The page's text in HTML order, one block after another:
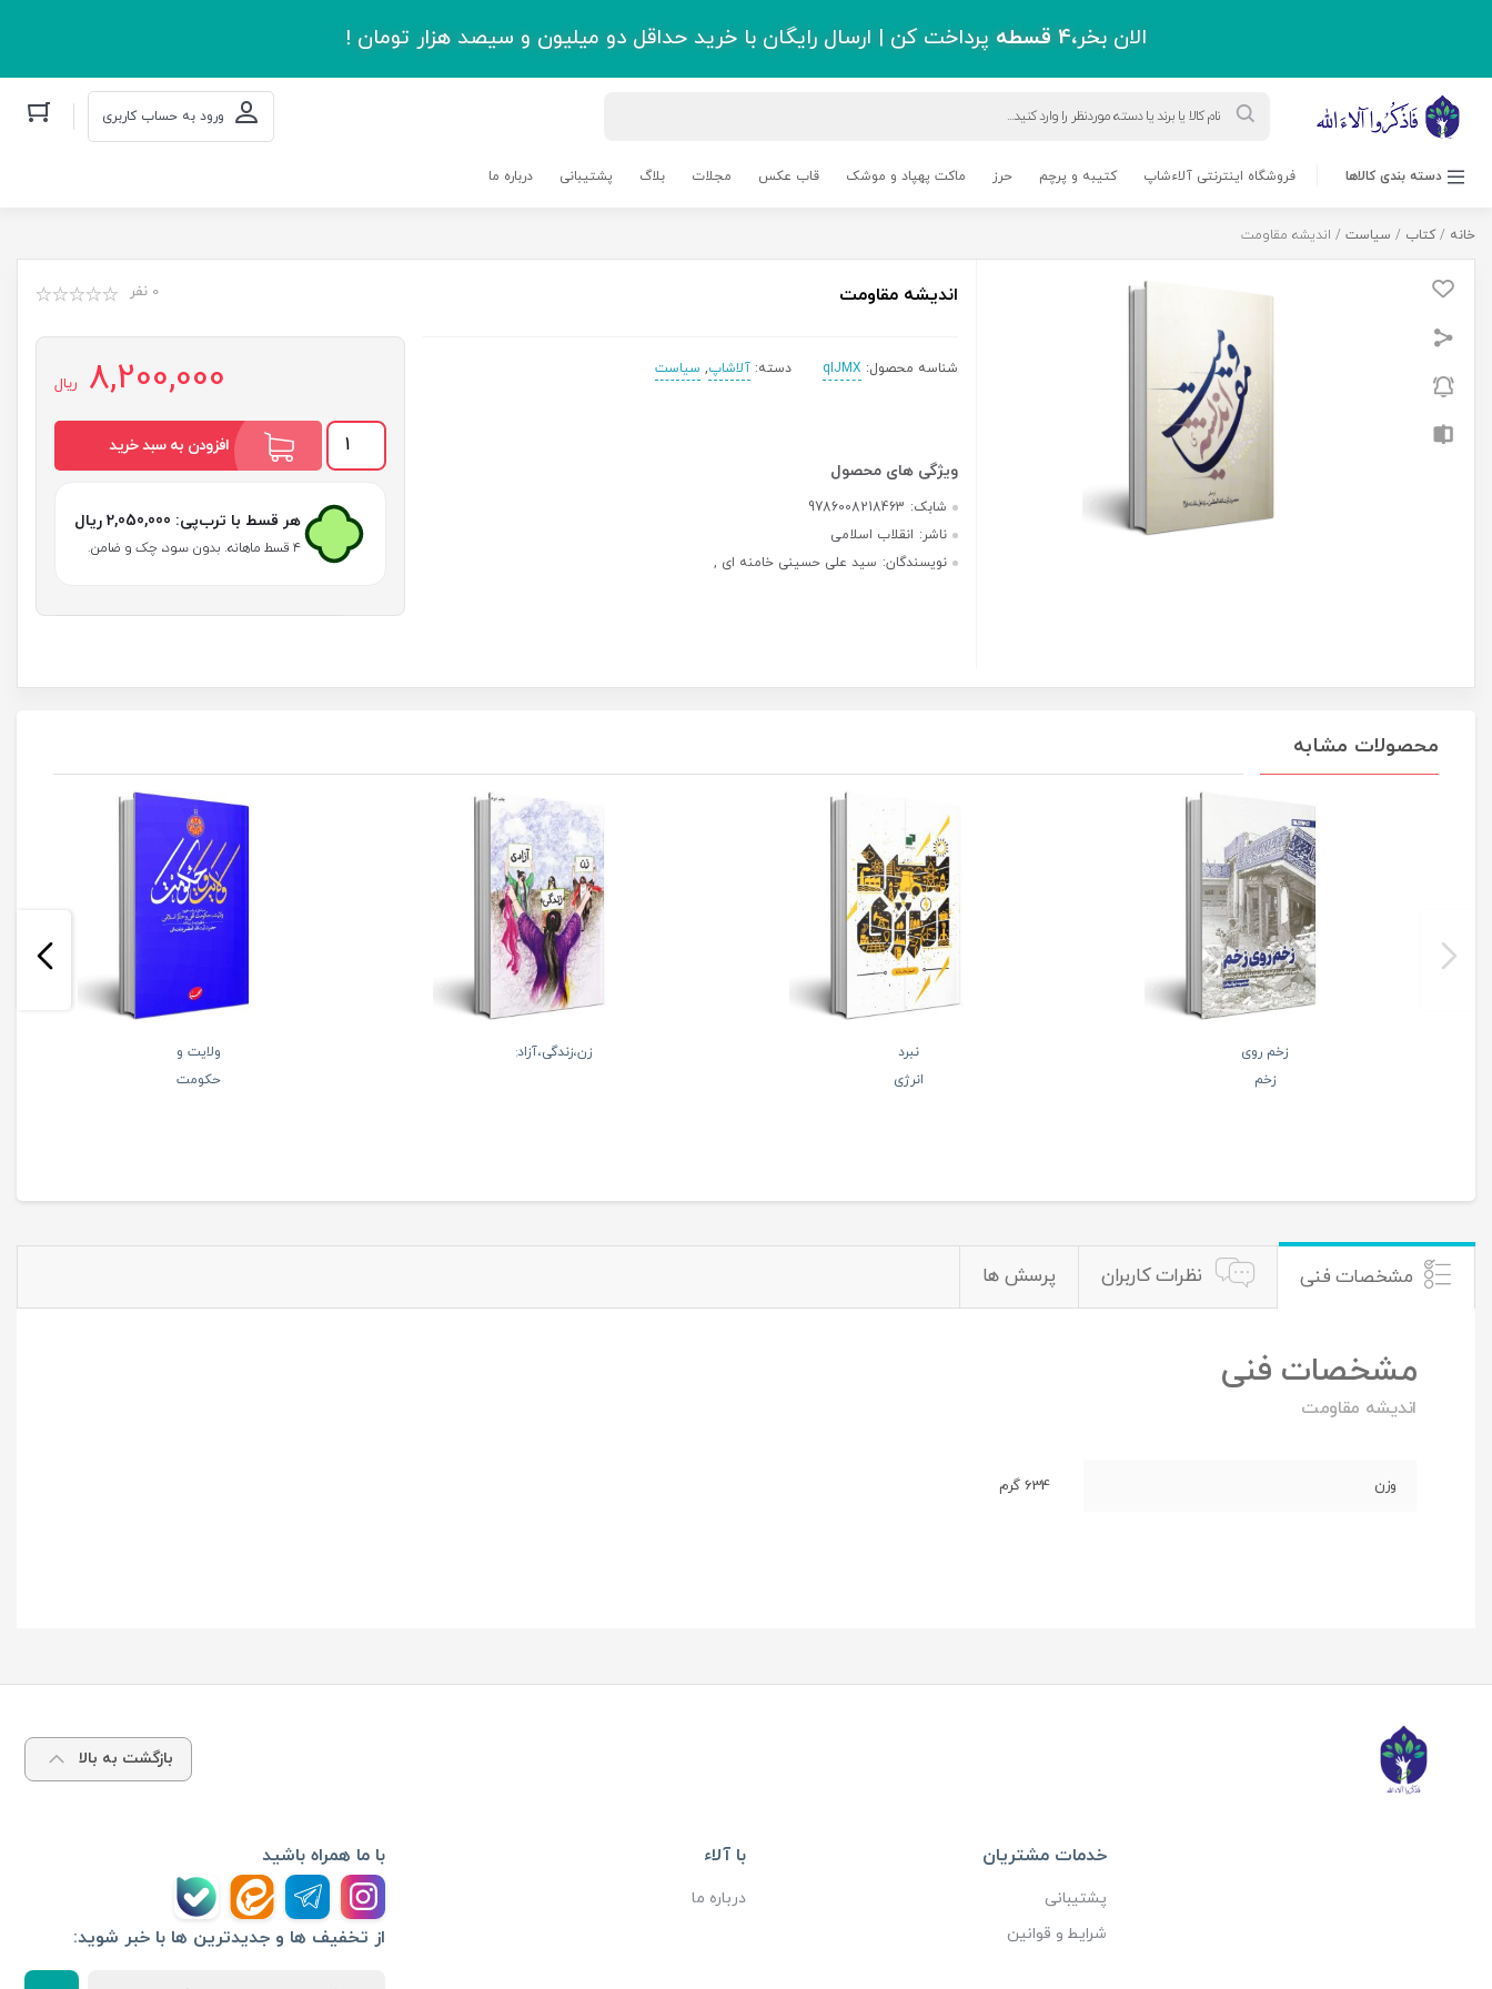
الان بخر،4 قسطه پرداخت کن | ارسال رایگان با خرید حداقل دو میلیون و سیصد هزار تومان !
search ورود به حساب کاربری
دسته بندی کالاها فروشگاه اینترنتی آلاءشاپ کتیبه و پرچم حرز ماکت پهپاد و موشک قاب عکس مجلات بلاگ پشتیبانی درباره ما
خانه / کتاب / سیاست / اندیشه مقاومت
اندیشه مقاومت 0 نفر
شناسه محصول: qIJMX دسته: آلاشاپ, سیاست
شابک: 9786008218463
ناشر: انقلاب اسلامی
نویسندگان: سید علی حسینی خامنه ای ,
8,200,000 ریال
اندیشه
مقاومت
عدد
افزودن به سبد خرید
هر قسط با ترب‌پی: 2,050,000 ریال
۴ قسط ماهانه. بدون سود، چک و ضامن.
محصولات مشابه
زخم روی
زخم
نبرد
انرژی
زن،زندگی،آزادی
ولایت و
حکومت
مشخصات فنی نظرات کاربران پرسش ها
مشخصات فنی
اندیشه مقاومت
وزن 634 گرم
بازگشت به بالا
خدمات مشتریان
پشتیبانی
شرایط و قوانین
با آلاء
درباره ما
از تخفیف ها و جدیدترین ها با خبر شوید:
با ما همراه باشید